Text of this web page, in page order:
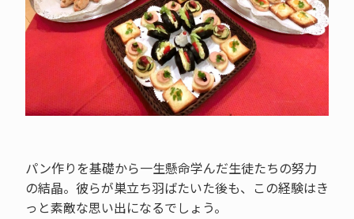
パン作りを基礎から一生懸命学んだ生徒たちの努力
の結晶。彼らが巣立ち羽ばたいた後も、この経験はき
っと素敵な思い出になるでしょう。